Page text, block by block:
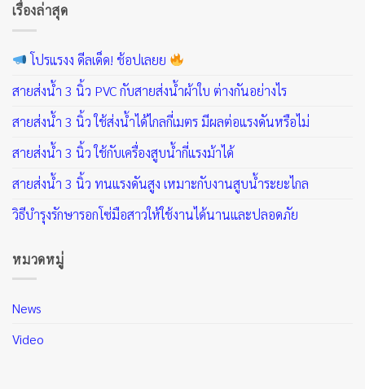
เรื่องล่าสุด
โปรแรงง ดีลเด็ด! ช้อปเลยย
สายส่งน้ำ 3 นิ้ว PVC กับสายส่งน้ำผ้าใบ ต่างกันอย่างไร
สายส่งน้ำ 3 นิ้ว ใช้ส่งน้ำได้ไกลกี่เมตร มีผลต่อแรงดันหรือไม่
สายส่งน้ำ 3 นิ้ว ใช้กับเครื่องสูบน้ำกี่แรงม้าได้
สายส่งน้ำ 3 นิ้ว ทนแรงดันสูง เหมาะกับงานสูบน้ำระยะไกล
วิธีบำรุงรักษารอกโซ่มือสาวให้ใช้งานได้นานและปลอดภัย
หมวดหมู่
News
Video